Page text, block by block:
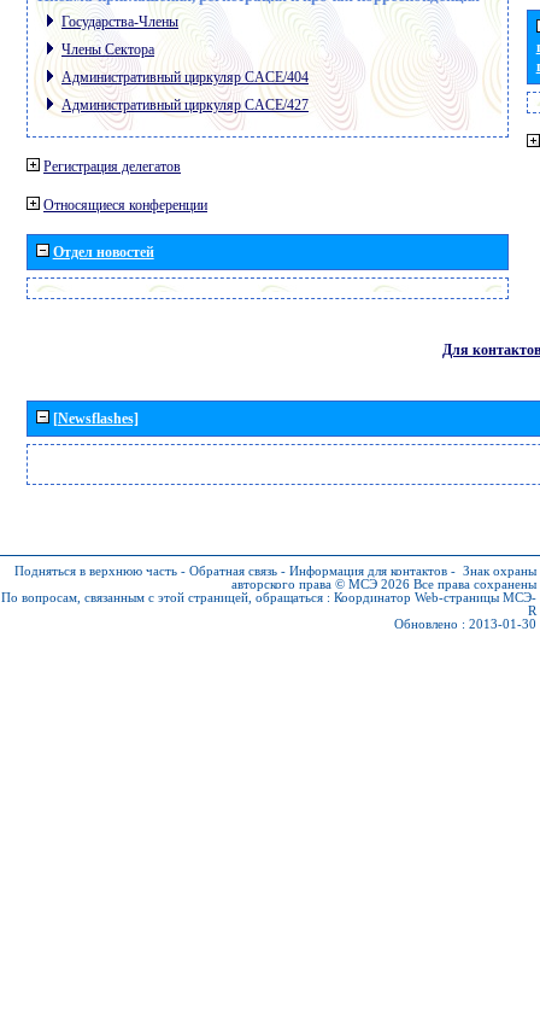
Государства-Члены
Члены Сектора
Административный циркуляр CACE/404
Административный циркуляр CACE/427
Регистрация делегатов
Относящиеся конференции
Отдел новостей
Для контактов
[Newsflashes]
Подняться в верхнюю часть - Обратная связь - Информация для контактов - Знак охраны
авторского права © МСЭ 2026 Все права сохранены
По вопросам, связанным с этой страницей, обращаться : Координатор Web-страницы МСЭ-
R
Обновлено : 2013-01-30